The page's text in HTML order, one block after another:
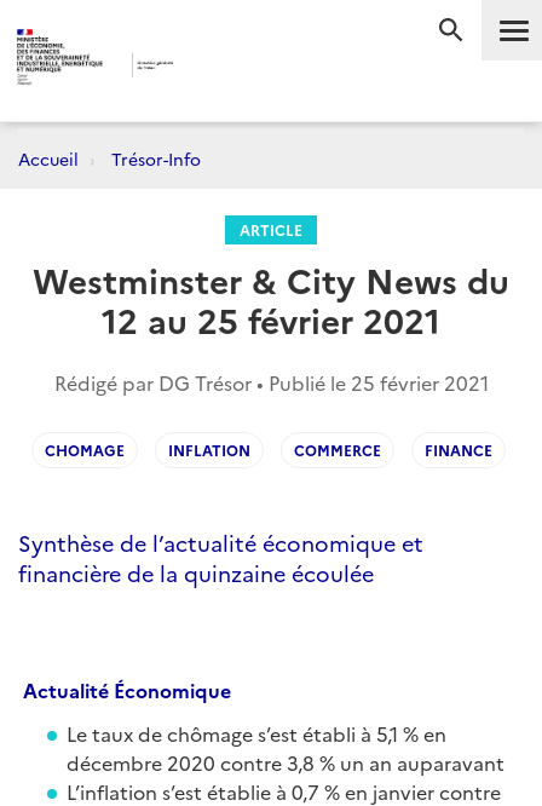
Accueil Trésor-Info
ARTICLE
Westminster & City News du
12 au 25 février 2021
Rédigé par DG Trésor • Publié le 25 février 2021
CHOMAGE INFLATION COMMERCE FINANCE
Synthèse de l’actualité économique et
financière de la quinzaine écoulée
Actualité Économique
Le taux de chômage s’est établi à 5,1 % en
décembre 2020 contre 3,8 % un an auparavant
L’inflation s’est établie à 0,7 % en janvier contre